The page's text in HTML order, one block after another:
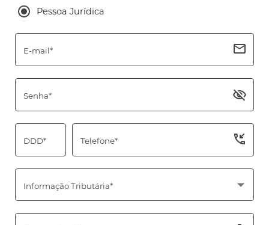
Pessoa Jurídica
E-mail*
Senha*
DDD* Telefone*
Informação Tributária*